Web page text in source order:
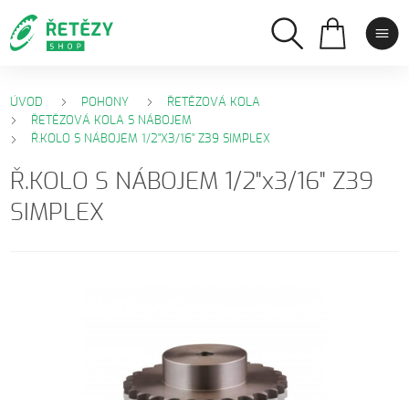
ÚVOD POHONY
ŘETĚZOVÁ KOLA
ŘETĚZOVÁ KOLA S NÁBOJEM
Ř.KOLO S NÁBOJEM 1/2"X3/16" Z39 SIMPLEX
Ř.KOLO S NÁBOJEM 1/2"x3/16" Z39
SIMPLEX